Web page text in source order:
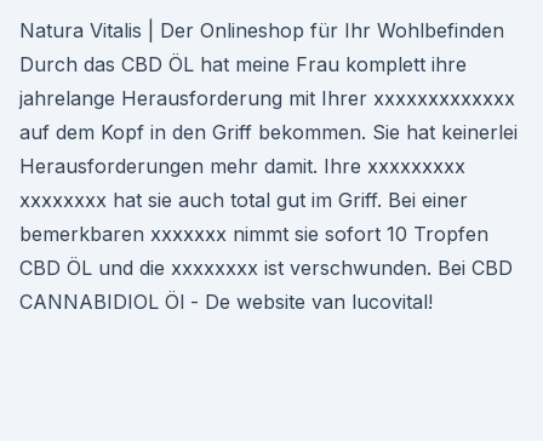
Natura Vitalis | Der Onlineshop für Ihr Wohlbefinden
Durch das CBD ÖL hat meine Frau komplett ihre
jahrelange Herausforderung mit Ihrer xxxxxxxxxxxxx
auf dem Kopf in den Griff bekommen. Sie hat keinerlei
Herausforderungen mehr damit. Ihre xxxxxxxxx
xxxxxxxx hat sie auch total gut im Griff. Bei einer
bemerkbaren xxxxxxx nimmt sie sofort 10 Tropfen
CBD ÖL und die xxxxxxxx ist verschwunden. Bei CBD
CANNABIDIOL Öl - De website van lucovital!